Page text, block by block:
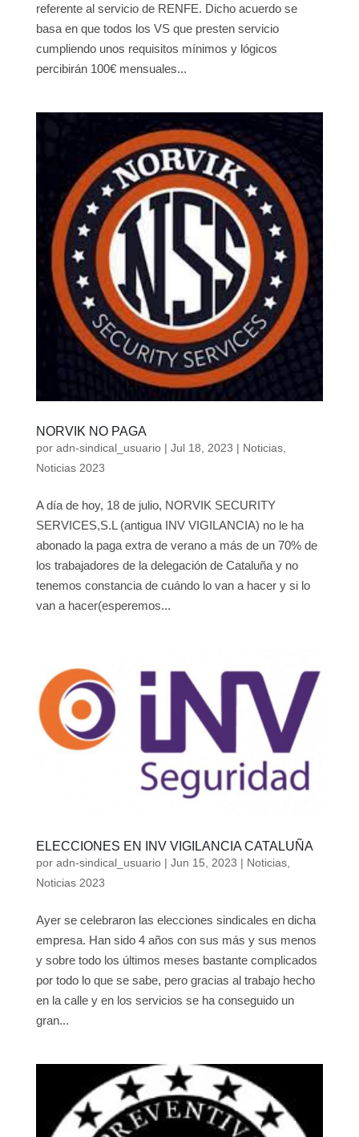
referente al servicio de RENFE. Dicho acuerdo se
basa en que todos los VS que presten servicio
cumpliendo unos requisitos mínimos y lógicos
percibirán 100€ mensuales...
NORVIK NO PAGA
por adn-sindical_usuario| Jul 18, 2023 | Noticias,
Noticias 2023
A día de hoy, 18 de julio, NORVIK SECURITY
SERVICES,S.L (antigua INV VIGILANCIA) no le ha
abonado la paga extra de verano a más de un 70% de
los trabajadores de la delegación de Cataluña y no
tenemos constancia de cuándo lo van a hacer y si lo
van a hacer(esperemos...
ELECCIONES EN INV VIGILANCIA CATALUÑA
por adn-sindical_usuario| Jun 15, 2023 | Noticias,
Noticias 2023
Ayer se celebraron las elecciones sindicales en dicha
empresa. Han sido 4 años con sus más y sus menos
y sobre todo los últimos meses bastante complicados
por todo lo que se sabe, pero gracias al trabajo hecho
en la calle y en los servicios se ha conseguido un
gran...